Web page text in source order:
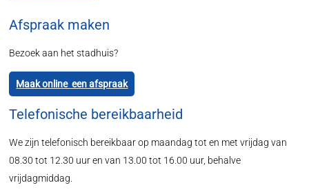
Afspraak maken
Bezoek aan het stadhuis?
Maak online een afspraak
Telefonische bereikbaarheid
We zijn telefonisch bereikbaar op maandag tot en met vrijdag van
08.30 tot 12.30 uur en van 13.00 tot 16.00 uur, behalve
vrijdagmiddag.